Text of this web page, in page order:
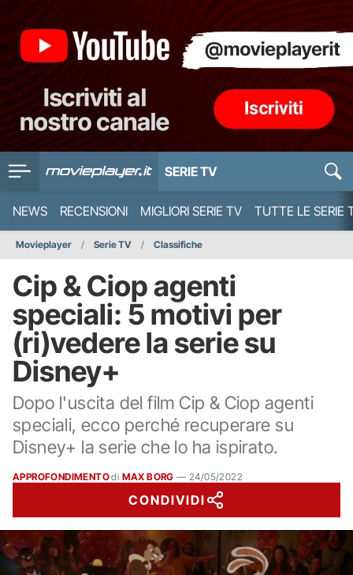
SERIE TV
NEWS RECENSIONI MIGLIORI SERIE TV TUTTE LE SERIE
Movieplayer Serie TV Classifiche
Cip & Ciop agenti
speciali: 5 motivi per
(ri)vedere la serie su
Disney+
Dopo l'uscita del film Cip & Ciop agenti
speciali, ecco perché recuperare su
Disney+ la serie che lo ha ispirato.
APPROFONDIMENTOdi MAX BORG —24/05/2022
CONDIVIDI